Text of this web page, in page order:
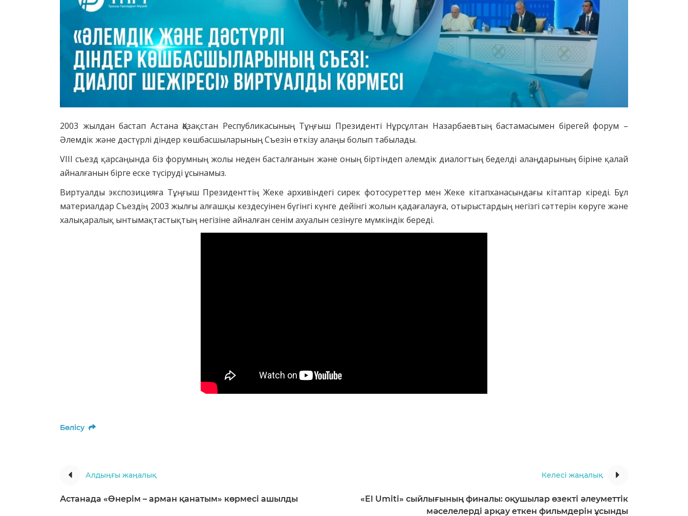
2003 жылдан бастап Астана Қазақстан Республикасының Тұңғыш Президенті Нұрсұлтан Назарбаевтың бастамасымен бірегей форум –
Әлемдік және дәстүрлі діндер көшбасшыларының Съезін өткізу алаңы болып табылады.
VIII съезд қарсаңында біз форумның жолы неден басталғанын және оның біртіндеп әлемдік диалогтың беделді алаңдарының біріне қалай
айналғанын бірге еске түсіруді ұсынамыз.
Виртуалды экспозицияға Тұңғыш Президенттің Жеке архивіндегі сирек фотосуреттер мен Жеке кітапханасындағы кітаптар кіреді. Бұл
материалдар Съездің 2003 жылғы алғашқы кездесуінен бүгінгі күнге дейінгі жолын қадағалауға, отырыстардың негізгі сәттерін көруге және
халықаралық ынтымақтастықтың негізіне айналған сенім ахуалын сезінуге мүмкіндік береді.
Бөлісу
Алдыңғы жаңалық
Астанада «Өнерім – арман қанатым» көрмесі ашылды
Келесі жаңалық
«El Umiti» сыйлығының финалы: оқушылар өзекті әлеуметтік
мәселелерді арқау еткен фильмдерін ұсынды